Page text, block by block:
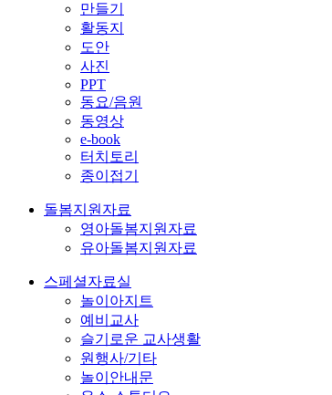
만들기
활동지
도안
사진
PPT
동요/음원
동영상
e-book
터치토리
종이접기
돌봄지원자료
영아돌봄지원자료
유아돌봄지원자료
스페셜자료실
놀이아지트
예비교사
슬기로운 교사생활
원행사/기타
놀이안내문